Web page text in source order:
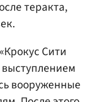
теракта,
Сити
вооруженные